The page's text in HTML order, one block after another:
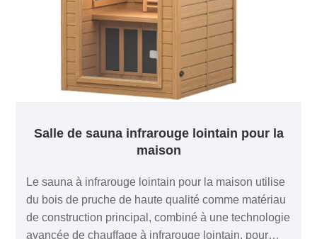
de la température et de l'humidité de la loi lointaine,
pour répondre aux différents besoins personnalisés
des utilisateurs.
Salle de sauna infrarouge lointain pour la
maison
Le sauna à infrarouge lointain pour la maison utilise
du bois de pruche de haute qualité comme matériau
de construction principal, combiné à une technologie
avancée de chauffage à infrarouge lointain, pour